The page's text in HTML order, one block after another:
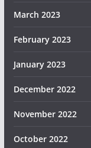
March 2023
February 2023
January 2023
December 2022
November 2022
October 2022